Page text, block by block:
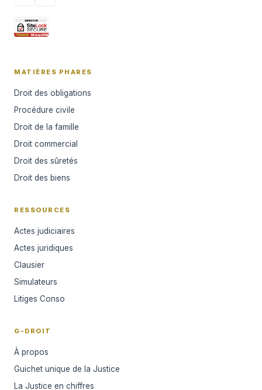
MATIÈRES PHARES
Droit des obligations
Procédure civile
Droit de la famille
Droit commercial
Droit des sûretés
Droit des biens
RESSOURCES
Actes judiciaires
Actes juridiques
Clausier
Simulateurs
Litiges Conso
G-DROIT
À propos
Guichet unique de la Justice
La Justice en chiffres